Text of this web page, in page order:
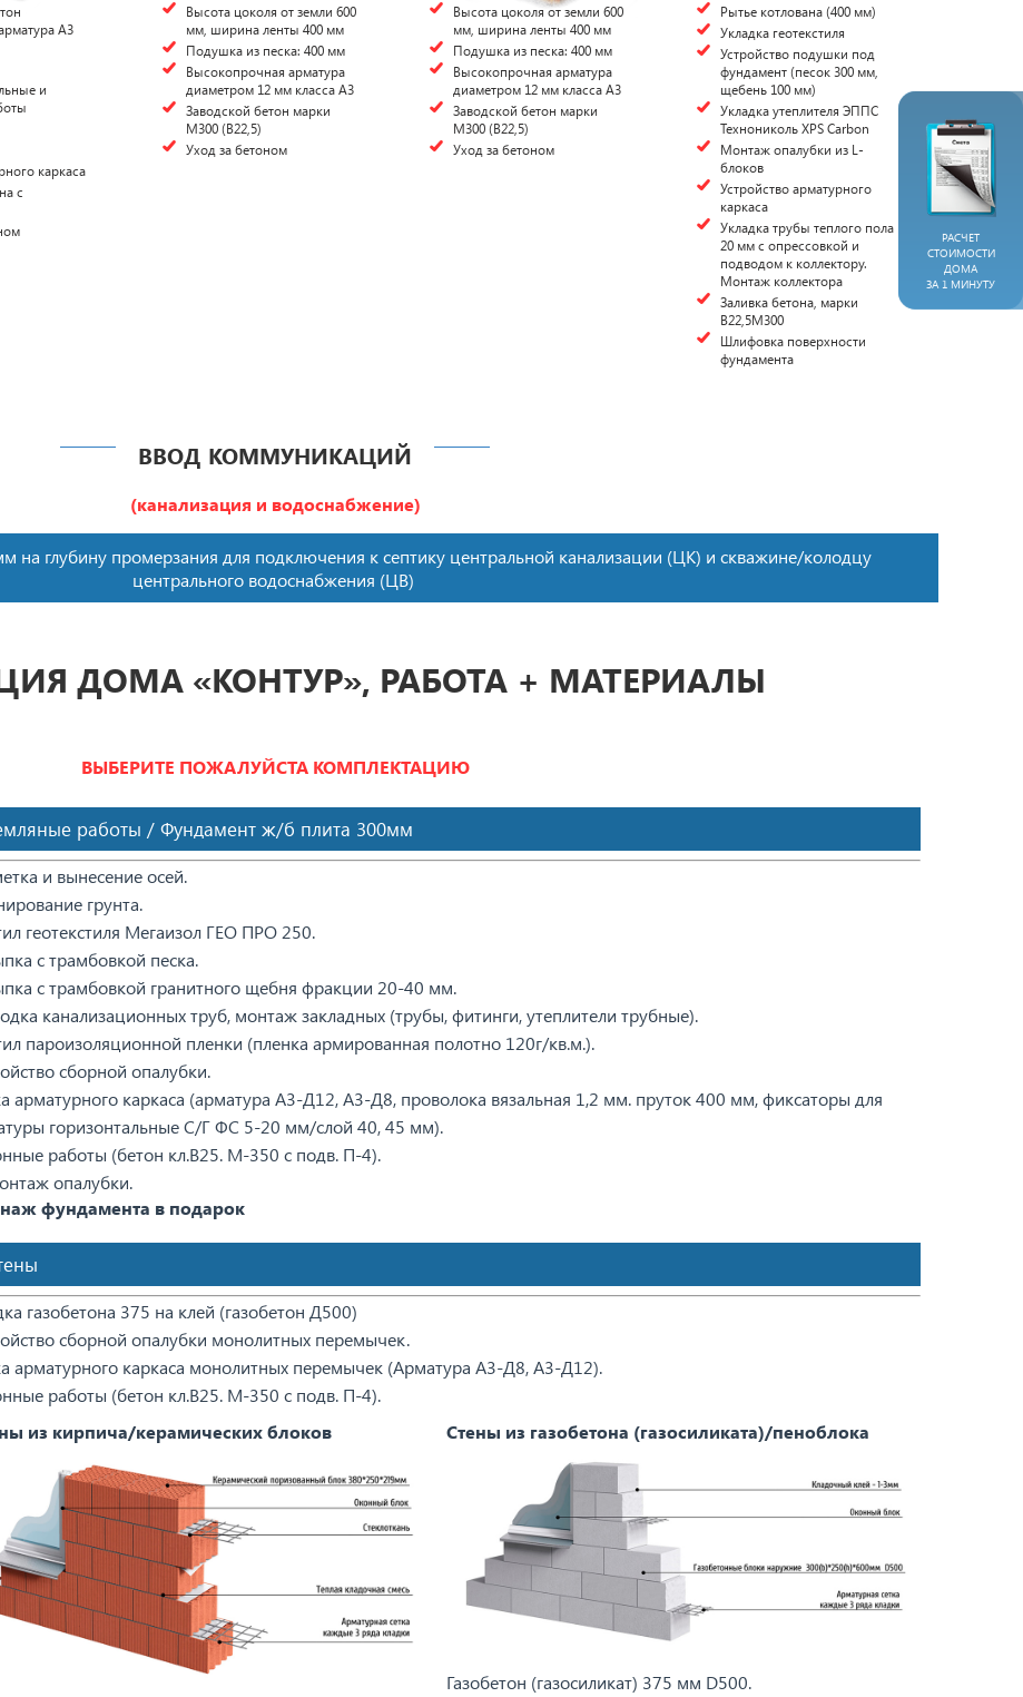
А3
и
каркаса
с
Высота цоколя от земли 600
мм, ширина ленты 400 мм
Подушка из песка: 400 мм
Высокопрочная арматура
диаметром 12 мм класса А3
Заводской бетон марки
М300 (B22,5)
Уход за бетоном
Высота цоколя от земли 600
мм, ширина ленты 400 мм
Подушка из песка: 400 мм
Высокопрочная арматура
диаметром 12 мм класса А3
Заводской бетон марки
М300 (B22,5)
Уход за бетоном
Рытье котлована (400 мм)
Укладка геотекстиля
Устройство подушки под
фундамент (песок 300 мм,
щебень 100 мм)
Укладка утеплителя ЭППС
Технониколь XPS Carbon
Монтаж опалубки из L-
блоков
Устройство арматурного
каркаса
Укладка трубы теплого пола
20 мм с опрессовкой и
подводом к коллектору.
Монтаж коллектора
Заливка бетона, марки
В22,5М300
Шлифовка поверхности
фундамента
ВВОД КОММУНИКАЦИЙ
(канализация и водоснабжение)
на глубину промерзания для подключения к септику центральной канализации (ЦК) и скважине/колодцу
центрального водоснабжения (ЦВ)
ДОМА «КОНТУР», РАБОТА + МАТЕРИАЛЫ
ВЫБЕРИТЕ ПОЖАЛУЙСТА КОМПЛЕКТАЦИЮ
работы / Фундамент ж/б плита 300мм
и вынесение осей.
грунта.
геотекстиля Мегаизол ГЕО ПРО 250.
с трамбовкой песка.
с трамбовкой гранитного щебня фракции 20-40 мм.
канализационных труб, монтаж закладных (трубы, фитинги, утеплители трубные).
пароизоляционной пленки (пленка армированная полотно 120г/кв.м.).
сборной опалубки.
арматурного каркаса (арматура А3-Д12, А3-Д8, проволока вязальная 1,2 мм. пруток 400 мм, фиксаторы для
горизонтальные С/Г ФС 5-20 мм/слой 40, 45 мм).
работы (бетон кл.В25. М-350 с подв. П-4).
опалубки.
фундамента в подарок
газобетона 375 на клей (газобетон Д500)
сборной опалубки монолитных перемычек.
арматурного каркаса монолитных перемычек (Арматура А3-Д8, А3-Д12).
работы (бетон кл.В25. М-350 с подв. П-4).
из кирпича/керамических блоков
Стены из газобетона (газосиликата)/пеноблока
Газобетон (газосиликат) 375 мм D500.
РАСЧЕТ
СТОИМОСТИ
ДОМА
ЗА 1 МИНУТУ